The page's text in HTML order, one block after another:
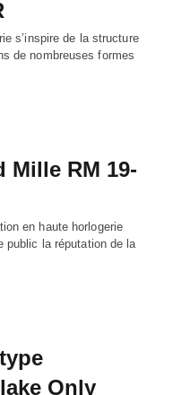
s’inspire de la structure
de nombreuses formes
Mille RM 19-
en haute horlogerie
public la réputation de la
Only